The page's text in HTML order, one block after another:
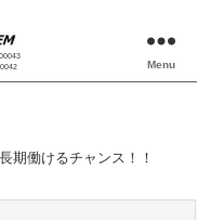
Menu
期働けるチャンス！！